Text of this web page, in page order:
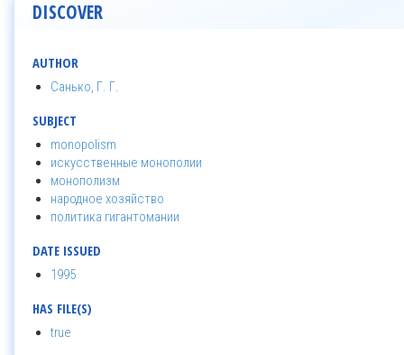
DISCOVER
AUTHOR
Санько, Г. Г.
SUBJECT
monopolism
искусственные монополии
монополизм
народное хозяйство
политика гигантомании
DATE ISSUED
1995
HAS FILE(S)
true